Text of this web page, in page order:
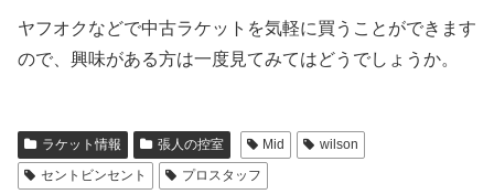
ヤフオクなどで中古ラケットを気軽に買うことができます
ので、興味がある方は一度見てみてはどうでしょうか。
ラケット情報 張人の控室 Mid
wilson
セントビンセント
プロスタッフ